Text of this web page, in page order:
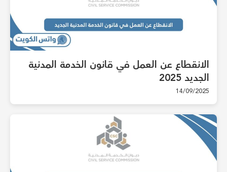
الانقطاع عن العمل في قانون الخدمة المدنية
الجديد 2025
14/09/2025